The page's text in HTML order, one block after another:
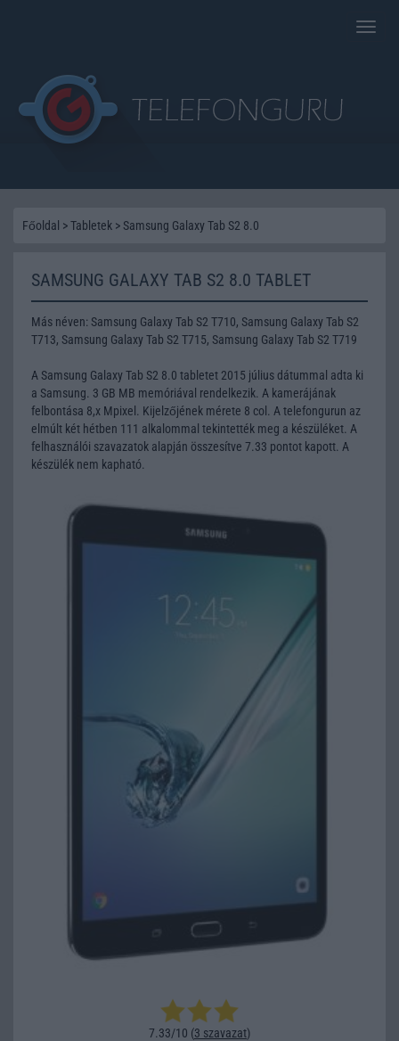
Toggle
Főoldal >Tabletek > Samsung Galaxy Tab S2 8.0
SAMSUNG GALAXY TAB S2 8.0 TABLET
Más néven: Samsung Galaxy Tab S2 T710, Samsung Galaxy Tab S2
T713, Samsung Galaxy Tab S2 T715, Samsung Galaxy Tab S2 T719
A Samsung Galaxy Tab S2 8.0 tabletet 2015 július dátummal adta ki
a Samsung. 3 GB MB memóriával rendelkezik. A kamerájának
felbontása 8,x Mpixel. Kijelzőjének mérete 8 col. A telefongurun az
elmúlt két hétben 111 alkalommal tekintették meg a készüléket. A
felhasználói szavazatok alapján összesítve 7.33 pontot kapott. A
készülék nem kapható.
7.33/10 (3 szavazat)